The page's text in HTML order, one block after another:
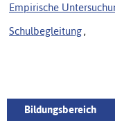
Empirische
Schulbegleitung ,
Bildungsbereich